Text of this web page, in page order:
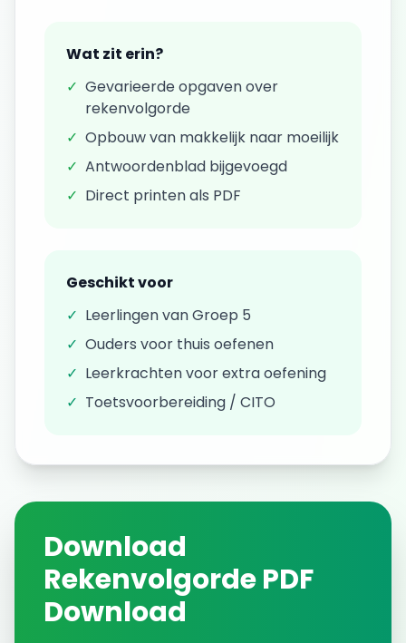
Wat zit erin?
✓ Gevarieerde opgaven over
rekenvolgorde
✓ Opbouw van makkelijk naar moeilijk
✓ Antwoordenblad bijgevoegd
✓ Direct printen als PDF
Geschikt voor
✓ Leerlingen vanGroep 5
✓ Ouders voor thuis oefenen
✓ Leerkrachten voor extra oefening
✓ Toetsvoorbereiding / CITO
Download
RekenvolgordePDF
Download